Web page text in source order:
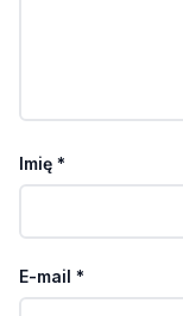
Imię *
E-mail *